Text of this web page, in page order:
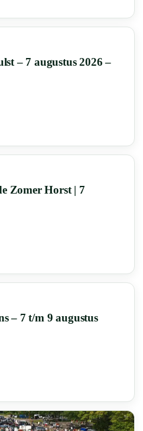
– 7 augustus 2026 –
Zomer Horst | 7
– 7 t/m 9 augustus